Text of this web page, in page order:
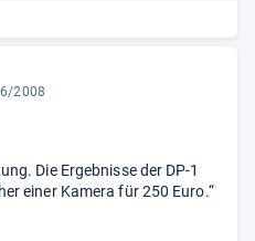
2008
Die Ergebnisse der DP-1
einer Kamera für 250 Euro.“